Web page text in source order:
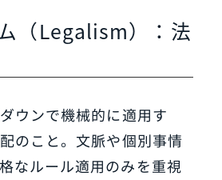
（Legalism）：法
ウンで機械的に適用す
のこと。文脈や個別事情
なルール適用のみを重視